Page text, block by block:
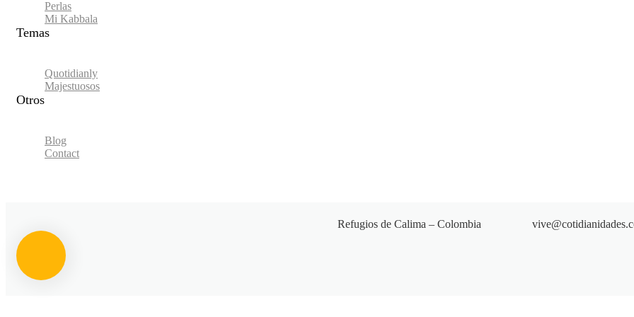
Perlas
Mi Kabbala
Temas
Quotidianly
Majestuosos
Otros
Blog
Contact
Refugios de Calima – Colombia